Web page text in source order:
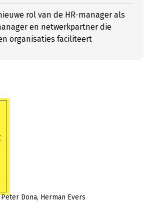
rol van de HR-manager als
en netwerkpartner die
organisaties faciliteert
Peter Dona Herman Evers